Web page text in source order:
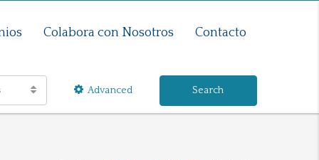
Colabora con Nosotros Contacto
Advanced Search